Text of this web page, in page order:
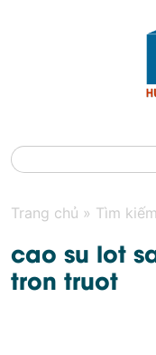
Trang chủ » Tìm kiếm
cao su lot
tron truot